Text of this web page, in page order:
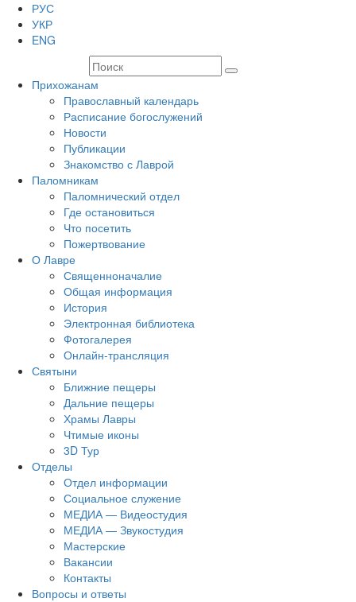
РУС
УКР
ENG
Прихожанам
Православный календарь
Расписание богослужений
Новости
Публикации
Знакомство с Лаврой
Паломникам
Паломнический отдел
Где остановиться
Что посетить
Пожертвование
О Лавре
Священноначалие
Общая информация
История
Электронная библиотека
Фотогалерея
Онлайн-трансляция
Святыни
Ближние пещеры
Дальние пещеры
Храмы Лавры
Чтимые иконы
3D Тур
Отделы
Отдел информации
Социальное служение
МЕДИА — Видеостудия
МЕДИА — Звукостудия
Мастерские
Вакансии
Контакты
Вопросы и ответы